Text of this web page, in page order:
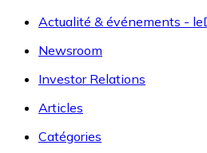
Actualité & événements -
Newsroom
Investor Relations
Articles
Catégories